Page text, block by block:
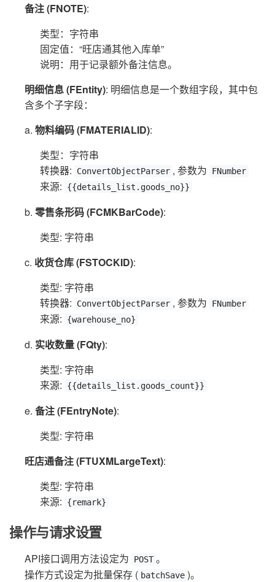
备注 (FNOTE):
类型：字符串
固定值：“旺店通其他入库单”
说明：用于记录额外备注信息。
明细信息 (FEntity): 明细信息是一个数组字段，其中包
含多个子字段：
a. 物料编码 (FMATERIALID):
类型：字符串
转换器:
ConvertObjectParser , 参数为 FNumber
来源: {{details_list.goods_no}}
b. 零售条形码 (FCMKBarCode):
类型: 字符串
c. 收货仓库 (FSTOCKID):
类型: 字符串
转换器:
ConvertObjectParser , 参数为 FNumber
来源: {warehouse_no}
d. 实收数量 (FQty):
类型: 字符串
来源:
{{details_list.goods_count}}
e. 备注 (FEntryNote):
类型: 字符串
旺店通备注 (FTUXMLargeText):
类型: 字符串
来源:
{remark}
操作与请求设置
API接口调用方法设定为 POST 。
操作方式设定为批量保存 ( batchSave )。